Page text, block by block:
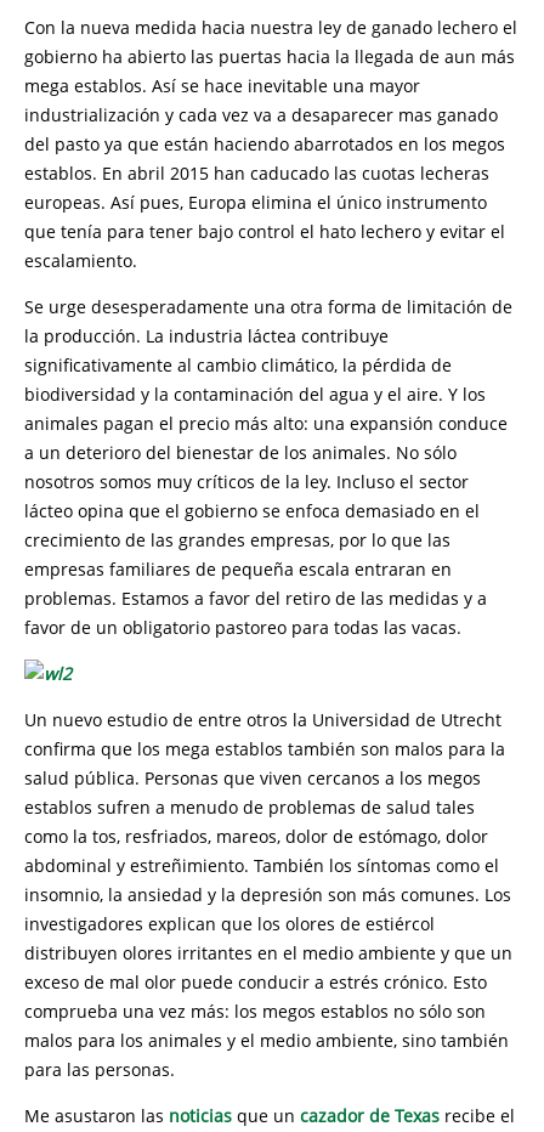
Con la nueva medida hacia nuestra ley de ganado lechero el
gobierno ha abierto las puertas hacia la llegada de aun más
mega establos. Así se hace inevitable una mayor
industrialización y cada vez va a desaparecer mas ganado
del pasto ya que están haciendo abarrotados en los megos
establos. En abril 2015 han caducado las cuotas lecheras
europeas. Así pues, Europa elimina el único instrumento
que tenía para tener bajo control el hato lechero y evitar el
escalamiento.
Se urge desesperadamente una otra forma de limitación de
la producción. La industria láctea contribuye
significativamente al cambio climático, la pérdida de
biodiversidad y la contaminación del agua y el aire. Y los
animales pagan el precio más alto: una expansión conduce
a un deterioro del bienestar de los animales. No sólo
nosotros somos muy críticos de la ley. Incluso el sector
lácteo opina que el gobierno se enfoca demasiado en el
crecimiento de las grandes empresas, por lo que las
empresas familiares de pequeña escala entraran en
problemas. Estamos a favor del retiro de las medidas y a
favor de un obligatorio pastoreo para todas las vacas.
Un nuevo estudio de entre otros la Universidad de Utrecht
confirma que los mega establos también son malos para la
salud pública. Personas que viven cercanos a los megos
establos sufren a menudo de problemas de salud tales
como la tos, resfriados, mareos, dolor de estómago, dolor
abdominal y estreñimiento. También los síntomas como el
insomnio, la ansiedad y la depresión son más comunes. Los
investigadores explican que los olores de estiércol
distribuyen olores irritantes en el medio ambiente y que un
exceso de mal olor puede conducir a estrés crónico. Esto
comprueba una vez más: los megos establos no sólo son
malos para los animales y el medio ambiente, sino también
para las personas.
Me asustaron las noticias que un cazador de Texas recibe el